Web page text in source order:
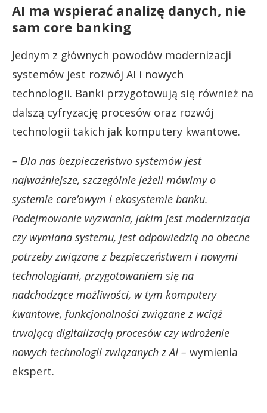
AI ma wspierać analizę danych, nie
sam core banking
Jednym z głównych powodów modernizacji
systemów jest rozwój AI i nowych
technologii. Banki przygotowują się również na
dalszą cyfryzację procesów oraz rozwój
technologii takich jak komputery kwantowe.
– Dla nas bezpieczeństwo systemów jest
najważniejsze, szczególnie jeżeli mówimy o
systemie core’owym i ekosystemie banku.
Podejmowanie wyzwania, jakim jest modernizacja
czy wymiana systemu, jest odpowiedzią na obecne
potrzeby związane z bezpieczeństwem i nowymi
technologiami, przygotowaniem się na
nadchodzące możliwości, w tym komputery
kwantowe, funkcjonalności związane z wciąż
trwającą digitalizacją procesów czy wdrożenie
nowych technologii związanych z AI – wymienia
ekspert.